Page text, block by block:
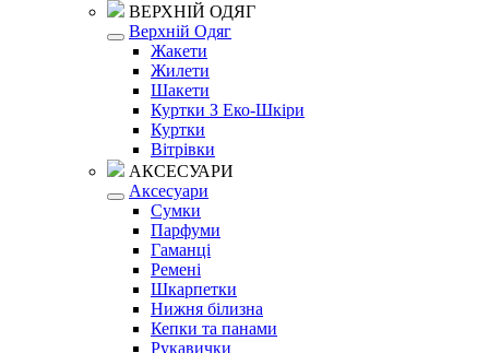
ВЕРХНІЙ ОДЯГ
Верхній Одяг
Жакети
Жилети
Шакети
Куртки З Еко-Шкіри
Куртки
Вітрівки
АКСЕСУАРИ
Аксесуари
Сумки
Парфуми
Гаманці
Ремені
Шкарпетки
Нижня білизна
Кепки та панами
Рукавички